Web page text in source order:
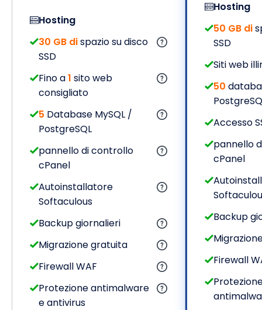
Hosting
30 GB dispazio su disco
SSD
Fino a1 sito web
consigliato
5 Database MySQL /
PostgreSQL
pannello di controllo
cPanel
Autoinstallatore
Softaculous
Backup giornalieri
Migrazione gratuita
Firewall WAF
Protezione antimalware
e antivirus
Hosting
50 GB di
SSD
Siti web
50
Accesso
pannello
cPanel
Backup
Firewall